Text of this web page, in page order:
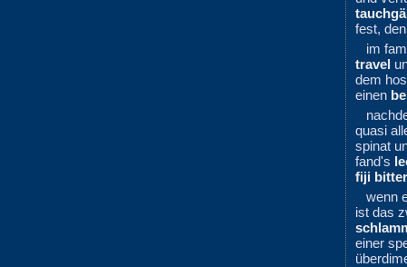
fest,
im
travel
dem
einen
quasi
spinat
fand's
fiji bitter
wenn
ist das
einer